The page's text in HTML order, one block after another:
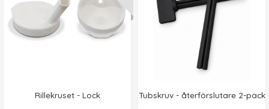
Rillekruset - Lock Tubskruv - återförslutare 2-pack